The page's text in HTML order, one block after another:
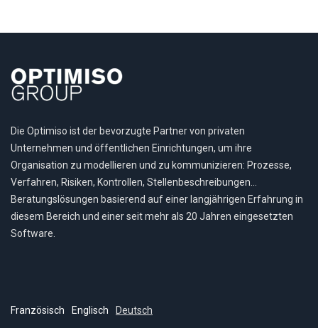
Die Optimiso ist der bevorzugte Partner von privaten
Unternehmen und öffentlichen Einrichtungen, um ihre
Organisation zu modellieren und zu kommunizieren: Prozesse,
Verfahren, Risiken, Kontrollen, Stellenbeschreibungen…
Beratungslösungen basierend auf einer langjährigen Erfahrung in
diesem Bereich und einer seit mehr als 20 Jahren eingesetzten
Software.
Französisch Englisch Deutsch